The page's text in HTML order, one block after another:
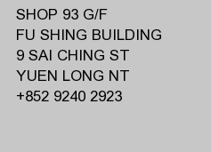
SHOP 93 G/F
FU SHING BUILDING
9 SAI CHING ST
YUEN LONG NT
‭+852 9240 2923‬